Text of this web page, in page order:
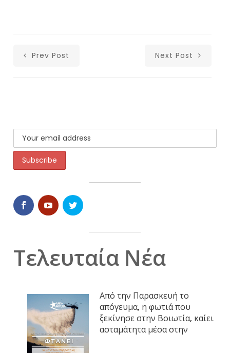
Prev Post Next Post
Τελευταία Νέα
Από την Παρασκευή το
απόγευμα, η φωτιά που
ξεκίνησε στην Βοιωτία, καίει
ασταμάτητα μέσα στην